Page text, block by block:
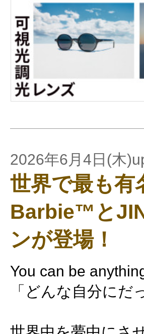
2026年6月4日(木
世界で最も有
Barbie™と
ンが登場！
You can be
「どんな自分にだ